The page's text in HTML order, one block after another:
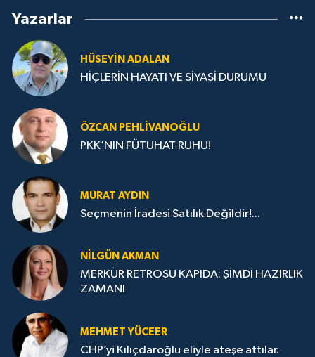
Yazarlar
HÜSEYIN ADALAN
HİÇLERİN HAYATI VE SİYASİ DURUMU
ÖZCAN PEHLIVANOĞLU
PKK’NIN FÜTUHAT RUHU!
MURAT AYDIN
Seçmenin İradesi Satılık Değildir!...
NILGÜN AKMAN
MERKÜR RETROSU KAPIDA: ŞİMDİ HAZIRLIK
ZAMANI
MEHMET YÜCEER
CHP’yi Kılıçdaroğlu eliyle ateşe attılar.